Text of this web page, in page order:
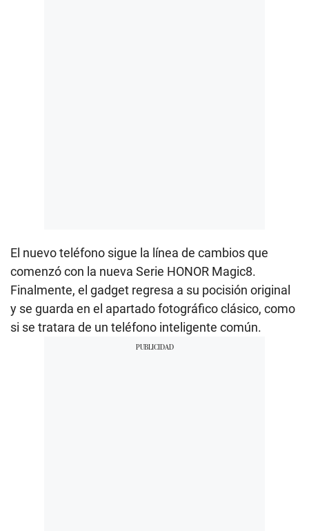
El nuevo teléfono sigue la línea de cambios que
comenzó con la nueva Serie HONOR Magic8.
Finalmente, el gadget regresa a su pocisión original
y se guarda en el apartado fotográfico clásico, como
si se tratara de un teléfono inteligente común.